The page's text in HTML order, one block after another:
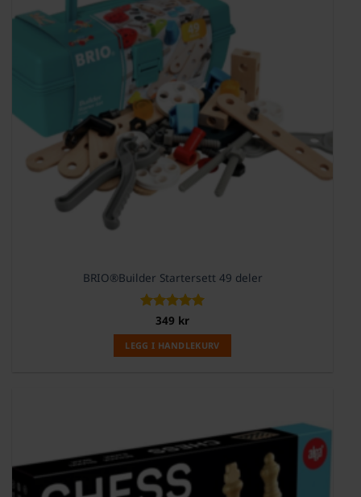
BRIO®Builder Startersett 49 deler
Vurdert5
av 5
349 kr
LEGG I HANDLEKURV